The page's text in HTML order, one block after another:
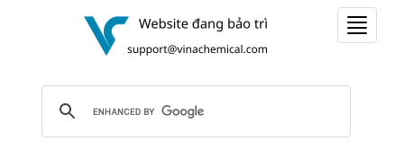
Toggle